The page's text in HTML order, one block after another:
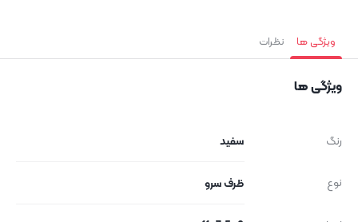
ویژگی ها نظرات
ویژگی ها
رنگ سفید
نوع ظرف سرو